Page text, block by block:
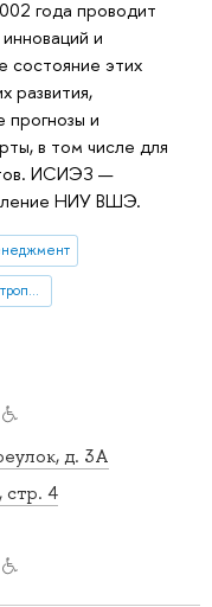
д. 3А
стр. 4
года проводит
и
состояние этих
развития,
прогнозы и
в том числе для
ИСИЭЗ —
НИУ ВШЭ.
Социология (включая демографию и антропологию)